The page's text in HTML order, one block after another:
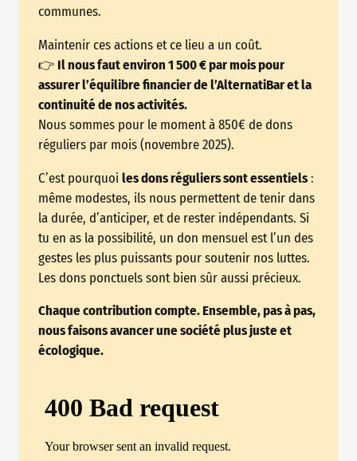
communes.
Maintenir ces actions et ce lieu a un coût.
👉 Il nous faut environ 1 500 € par mois pour
assurer l’équilibre financier de l’AlternatiBar et la
continuité de nos activités.
Nous sommes pour le moment à 850€ de dons
réguliers par mois (novembre 2025).
C’est pourquoi les dons réguliers sont essentiels :
même modestes, ils nous permettent de tenir dans
la durée, d’anticiper, et de rester indépendants. Si
tu en as la possibilité, un don mensuel est l’un des
gestes les plus puissants pour soutenir nos luttes.
Les dons ponctuels sont bien sûr aussi précieux.
Chaque contribution compte. Ensemble, pas à pas,
nous faisons avancer une société plus juste et
écologique.